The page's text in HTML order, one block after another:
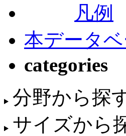
凡例
本データ
categories
分野から探
サイズから